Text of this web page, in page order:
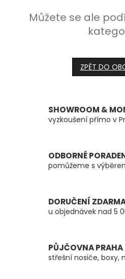
Můžete se ale
ZPĚT DO
SHOWROOM &
vyzkoušení přímo v
ODBORNÉ
pomůžeme s
DORUČENÍ
u objednávek nad 5
PŮJČOVNA PRAHA
střešní nosiče, boxy,